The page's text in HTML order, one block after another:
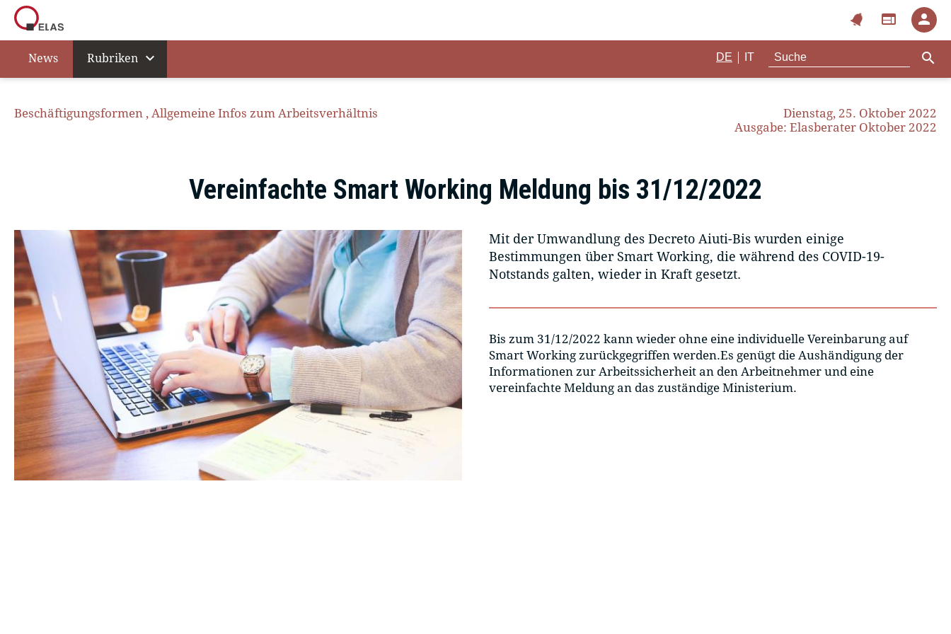
notifications web person
News Rubriken expand_more DE IT search
Beschäftigungsformen , Allgemeine Infos zum Arbeitsverhältnis
Dienstag, 25. Oktober 2022
Ausgabe: Elasberater Oktober 2022
Vereinfachte Smart Working Meldung bis 31/12/2022
Mit der Umwandlung des Decreto Aiuti-Bis wurden einige
Bestimmungen über Smart Working, die während des COVID-19-
Notstands galten, wieder in Kraft gesetzt.
Bis zum 31/12/2022 kann wieder ohne eine individuelle Vereinbarung auf
Smart Working zurückgegriffen werden.Es genügt die Aushändigung der
Informationen zur Arbeitssicherheit an den Arbeitnehmer und eine
vereinfachte Meldung an das zuständige Ministerium.